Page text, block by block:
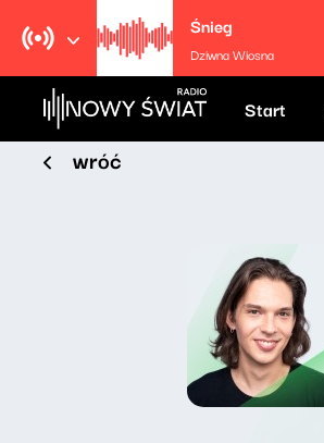
Śnieg
Dziwna Wiosna
Start
wróć